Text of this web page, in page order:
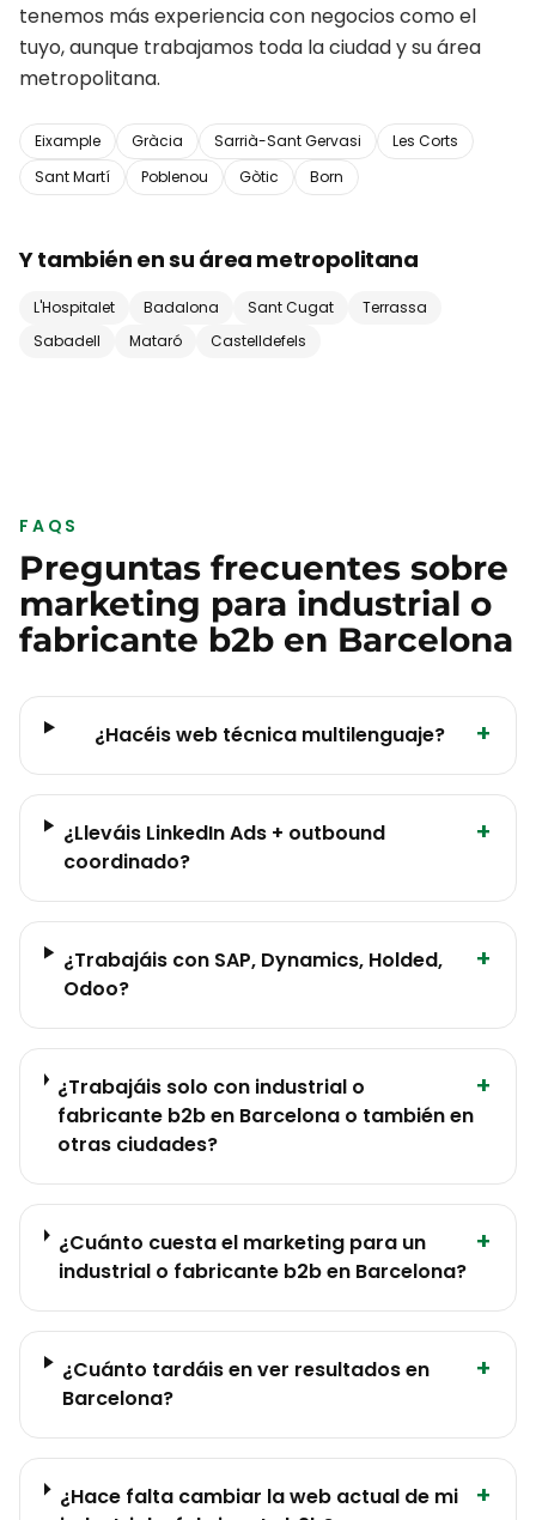
tenemos más experiencia con negocios como el
tuyo, aunque trabajamos toda la ciudad y su área
metropolitana.
Eixample Gràcia Sarrià-Sant Gervasi
Les Corts
Sant Martí
Poblenou Gòtic Born
Y también en su área metropolitana
L'Hospitalet Badalona Sant Cugat
Terrassa
Sabadell
Mataró Castelldefels
FAQS
Preguntas frecuentes sobre
marketing para industrial o
fabricante b2b en Barcelona
¿Hacéis web técnica multilenguaje? +
¿Lleváis LinkedIn Ads + outbound
coordinado?
+
¿Trabajáis con SAP, Dynamics, Holded,
Odoo?
+
¿Trabajáis solo con industrial o
fabricante b2b en Barcelona o también en
otras ciudades?
+
¿Cuánto cuesta el marketing para un
industrial o fabricante b2b en Barcelona?
+
¿Cuánto tardáis en ver resultados en
Barcelona?
+
¿Hace falta cambiar la web actual de mi
+